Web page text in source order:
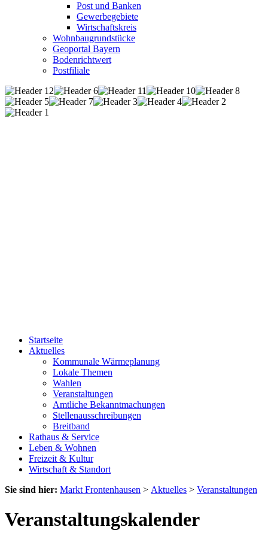
Post und Banken
Gewerbegebiete
Wirtschaftskreis
Wohnbaugrundstücke
Geoportal Bayern
Bodenrichtwert
Postfiliale
Startseite
Aktuelles
Kommunale Wärmeplanung
Lokale Themen
Wahlen
Veranstaltungen
Amtliche Bekanntmachungen
Stellenausschreibungen
Breitband
Rathaus & Service
Leben & Wohnen
Freizeit & Kultur
Wirtschaft & Standort
Sie sind hier: Markt Frontenhausen > Aktuelles > Veranstaltungen
Veranstaltungskalender